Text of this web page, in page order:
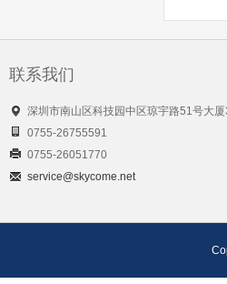
联系我们
深圳市南山区科技园中区琼宇路51号大厦
0755-26755591
0755-26051770
service@skycome.net